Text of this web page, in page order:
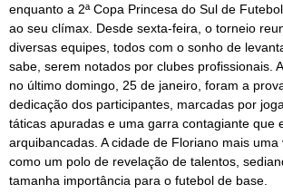
enquanto a 2ª Copa Princesa do Sul de
ao seu clímax. Desde sexta-feira, o torneio
diversas equipes, todos com o sonho de
sabe, serem notados por clubes profissionais.
no último domingo, 25 de janeiro, foram a
dedicação dos participantes, marcadas por
táticas apuradas e uma garra contagiante que
arquibancadas. A cidade de Floriano mais uma
como um polo de revelação de talentos,
tamanha importância para o futebol de base.